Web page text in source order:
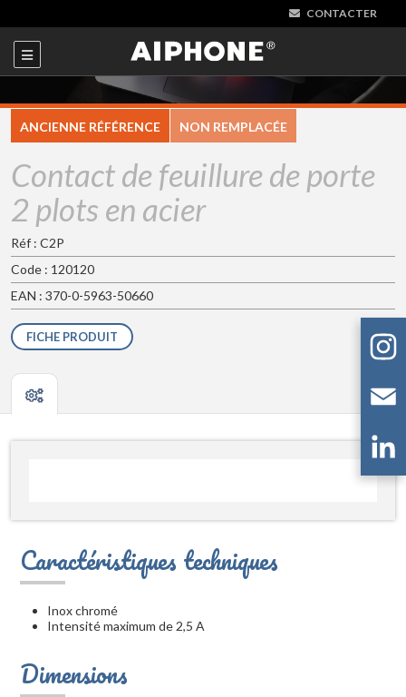
CONTACTER
ANCIENNE RÉFÉRENCE NON REMPLACÉE
Contact de feuillure de porte
2 plots en acier
Réf : C2P
Code : 120120
EAN : 370-0-5963-50660
FICHE PRODUIT
Caractéristiques techniques
Inox chromé
Intensité maximum de 2,5 A
Dimensions